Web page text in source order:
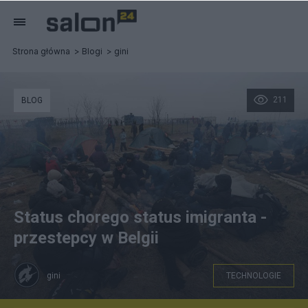
Strona główna Blogi gini
211
BLOG
Status chorego status imigranta -
przestepcy w Belgii
gini TECHNOLOGIE